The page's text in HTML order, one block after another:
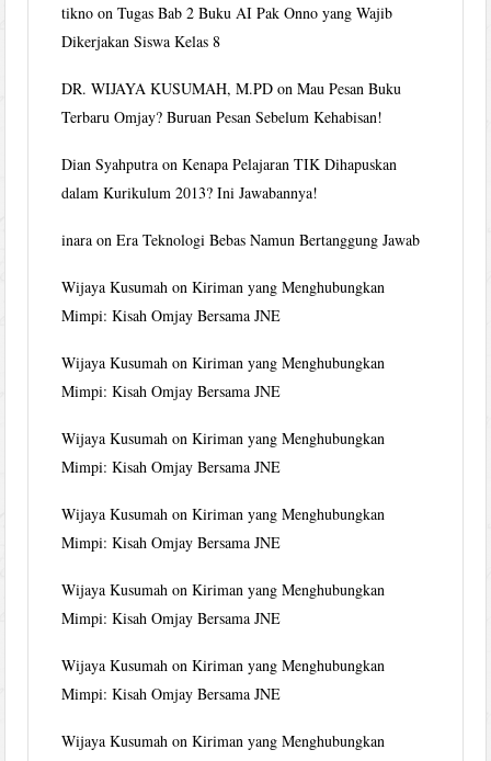
tikno onTugas Bab 2 Buku AI Pak Onno yang Wajib
Dikerjakan Siswa Kelas 8
DR. WIJAYA KUSUMAH, M.PD onMau Pesan Buku
Terbaru Omjay? Buruan Pesan Sebelum Kehabisan!
Dian Syahputra onKenapa Pelajaran TIK Dihapuskan
dalam Kurikulum 2013? Ini Jawabannya!
inara onEra Teknologi Bebas Namun Bertanggung Jawab
Wijaya Kusumah onKiriman yang Menghubungkan
Mimpi: Kisah Omjay Bersama JNE
Wijaya Kusumah onKiriman yang Menghubungkan
Mimpi: Kisah Omjay Bersama JNE
Wijaya Kusumah onKiriman yang Menghubungkan
Mimpi: Kisah Omjay Bersama JNE
Wijaya Kusumah onKiriman yang Menghubungkan
Mimpi: Kisah Omjay Bersama JNE
Wijaya Kusumah onKiriman yang Menghubungkan
Mimpi: Kisah Omjay Bersama JNE
Wijaya Kusumah onKiriman yang Menghubungkan
Mimpi: Kisah Omjay Bersama JNE
Wijaya Kusumah onKiriman yang Menghubungkan